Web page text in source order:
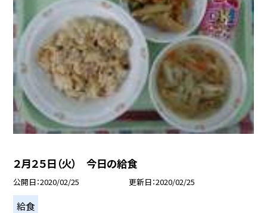
２月２５日（火） 今日の給食
公開日 2020/02/25 更新日 2020/02/25
給食